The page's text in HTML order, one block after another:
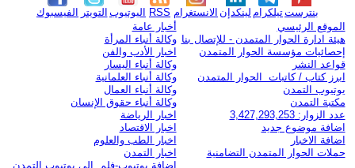
الفيسبوك التويتر اليوتيوب RSS الانستغرام لينكدإن تيلكرامبنترست
الموقع الرئيسي
هيئة ادارة الحوار المتمدن - للإتصال بنا
إحصائيات مؤسسة الحوار المتمدن
قواعد النشر
ابرز كتاب / كاتبات الحوار المتمدن
يوتيوب التمدن
مكتبة التمدن
عدد الزوار: 3,427,293,253
اضافة موضوع جديد
اضافة الاخبار
حملات الحوار المتمدن التضامنية
أخبار عامة
وكالة أنباء المرأة
اخبار الأدب والفن
وكالة أنباء اليسار
وكالة أنباء العلمانية
وكالة أنباء العمال
وكالة أنباء حقوق الإنسان
اخبار الرياضة
اخبار الاقتصاد
اخبار الطب والعلوم
اخبار التمدن
إضافة يوتيوب-فلم إلى يوتيوب التمدن